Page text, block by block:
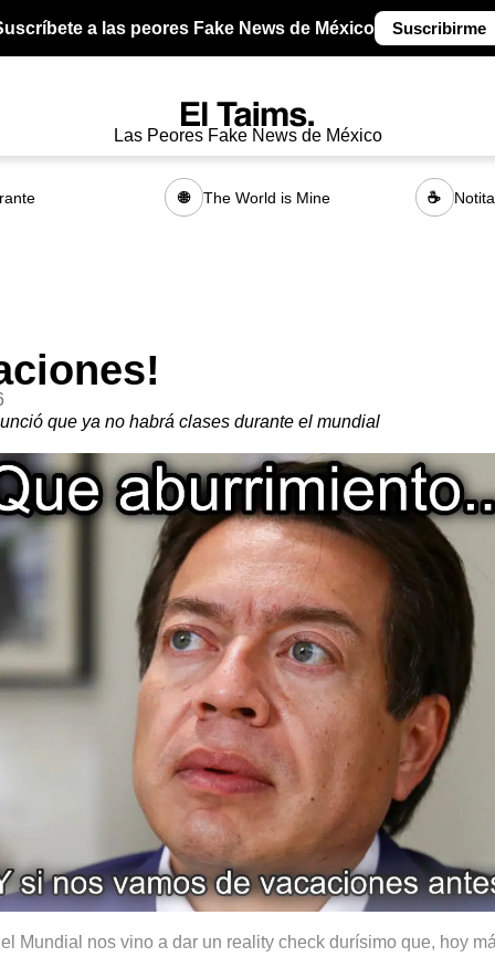
a las peores Fake News de México Suscribirme
Las Peores Fake News de México
🌐 The World is Mine ☕
que ya no habrá clases durante el mundial
Mundial nos vino a dar un reality check durísimo que, hoy